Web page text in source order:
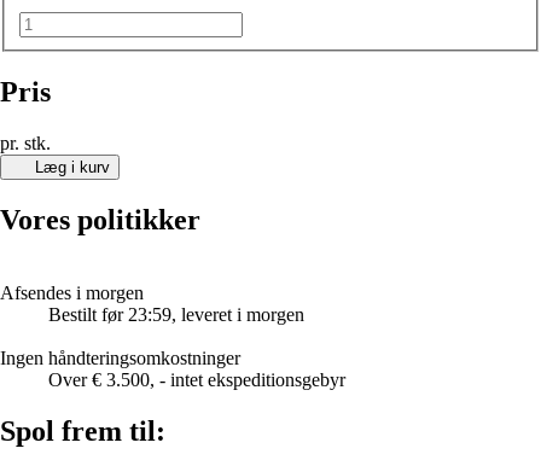
Pris
pr. stk.
Læg i kurv
Vores politikker
Afsendes i morgen
Bestilt før 23:59, leveret i morgen
Ingen håndteringsomkostninger
Over € 3.500, - intet ekspeditionsgebyr
Spol frem til: